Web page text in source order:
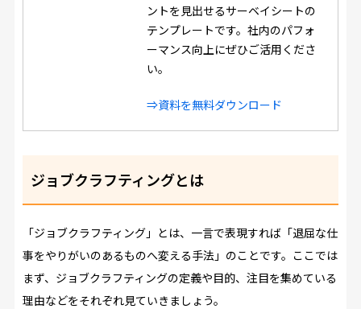
ントを見出せるサーベイシートの
テンプレートです。社内のパフォ
ーマンス向上にぜひご活用くださ
い。
⇒資料を無料ダウンロード
ジョブクラフティングとは
「ジョブクラフティング」とは、一言で表現すれば「退屈な仕
事をやりがいのあるものへ変える手法」のことです。ここでは
まず、ジョブクラフティングの定義や目的、注目を集めている
理由などをそれぞれ見ていきましょう。